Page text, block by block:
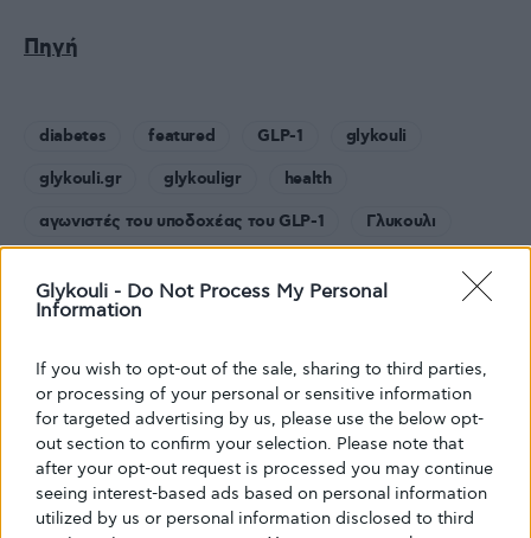
Glykouli - Do Not Process My Personal
Information
If you wish to opt-out of the sale, sharing to third parties,
or processing of your personal or sensitive information
for targeted advertising by us, please use the below opt-
out section to confirm your selection. Please note that
after your opt-out request is processed you may continue
seeing interest-based ads based on personal information
utilized by us or personal information disclosed to third
Πηγή
diabetes featured GLP-1
glykouli
glykouli.gr
glykouligr
health
αγωνιστές του υποδοχέας του GLP-1
Γλυκουλι
κατάθλιψη
Σακχαρώδης διαβήτης
Share Tweet